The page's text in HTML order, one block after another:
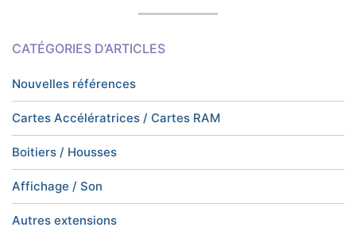
CATÉGORIES D’ARTICLES
Nouvelles références
Cartes Accélératrices / Cartes RAM
Boitiers / Housses
Affichage / Son
Autres extensions